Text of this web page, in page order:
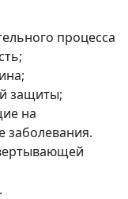
процесса
защиты;
на
заболевания.